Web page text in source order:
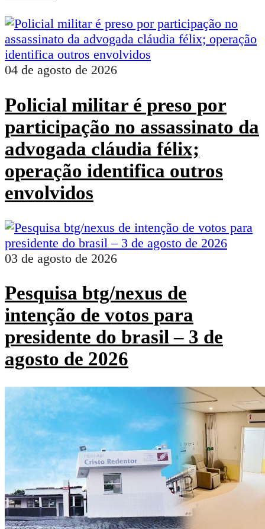
04 de agosto de 2026
Policial militar é preso por
participação no assassinato da
advogada cláudia félix;
operação identifica outros
envolvidos
03 de agosto de 2026
Pesquisa btg/nexus de
intenção de votos para
presidente do brasil – 3 de
agosto de 2026